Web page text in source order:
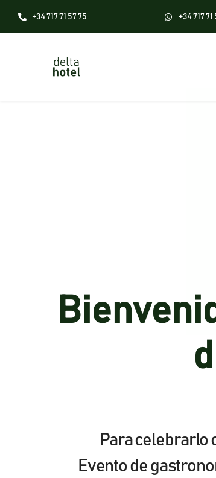
+34 717 71 57 75 +34 717 71
Para celebrarlo
Evento de